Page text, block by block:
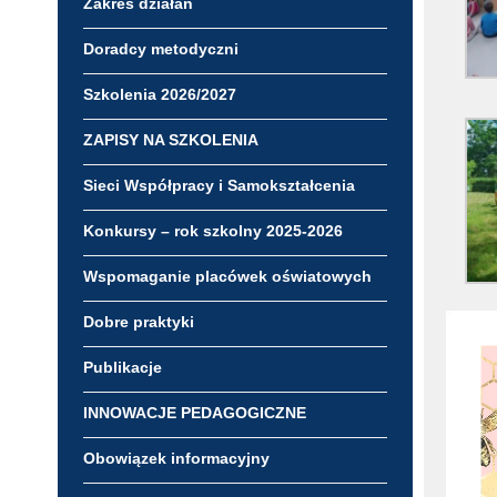
Doradcy metodyczni
Szkolenia 2026/2027
ZAPISY NA SZKOLENIA
Sieci Współpracy i Samokształcenia
Konkursy – rok szkolny 2025-2026
Wspomaganie placówek oświatowych
Dobre praktyki
Publikacje
INNOWACJE PEDAGOGICZNE
Obowiązek informacyjny